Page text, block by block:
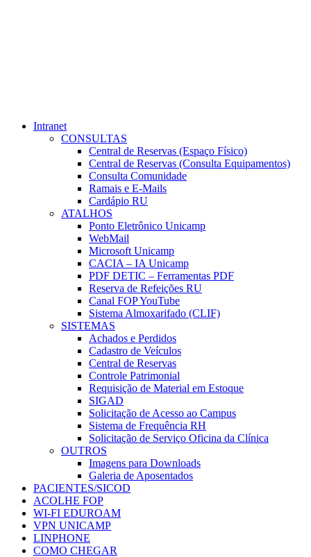
Intranet
CONSULTAS
Central de Reservas (Espaço Físico)
Central de Reservas (Consulta Equipamentos)
Consulta Comunidade
Ramais e E-Mails
Cardápio RU
ATALHOS
Ponto Eletrônico Unicamp
WebMail
Microsoft Unicamp
CACIA – IA Unicamp
PDF DETIC – Ferramentas PDF
Reserva de Refeições RU
Canal FOP YouTube
Sistema Almoxarifado (CLIF)
SISTEMAS
Achados e Perdidos
Cadastro de Veículos
Central de Reservas
Controle Patrimonial
Requisição de Material em Estoque
SIGAD
Solicitação de Acesso ao Campus
Sistema de Frequência RH
Solicitação de Serviço Oficina da Clínica
OUTROS
Imagens para Downloads
Galeria de Aposentados
PACIENTES/SICOD
ACOLHE FOP
WI-FI EDUROAM
VPN UNICAMP
LINPHONE
COMO CHEGAR